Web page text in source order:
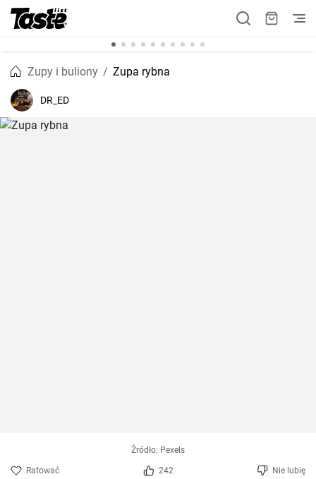
Zupy i buliony Zupa rybna
DR_ED
Źródło: Pexels
Ratować 242 Nie lubię